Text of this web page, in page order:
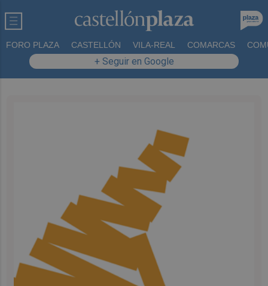
FORO PLAZA CASTELLÓN VILA-REAL COMARCAS
+ Seguir en Google